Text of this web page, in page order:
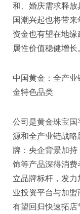
和、婚庆需求释
国潮兴起也将带
资金也有望在地
属性价值稳健增长。
中国黄金：全产
金特色品类
公司是黄金珠宝
源和全产业链战
牌：央企背景加
饰等产品深得消
立品牌标杆，发
业投资平台与加盟
有望回归快速拓